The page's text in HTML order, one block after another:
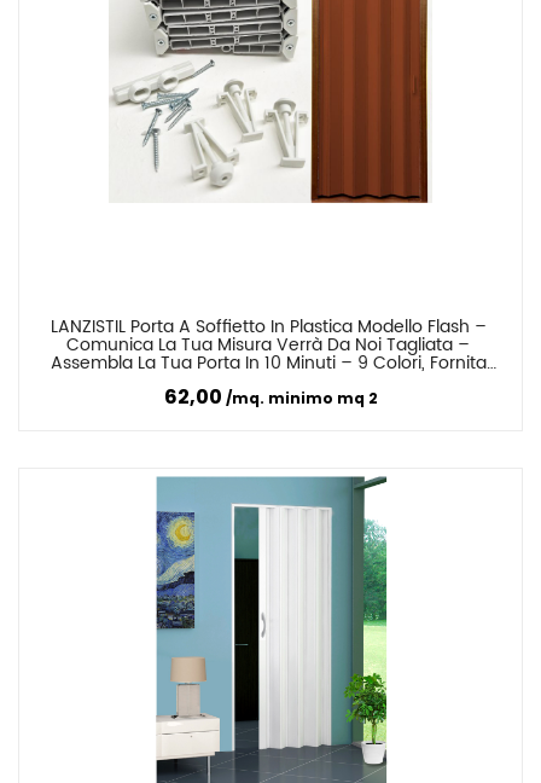
LANZISTIL Porta A Soffietto In Plastica Modello Flash –
Comunica La Tua Misura Verrà Da Noi Tagliata –
Assembla La Tua Porta In 10 Minuti – 9 Colori, Fornita
62,00 mq. minimo mq 2
Confronta